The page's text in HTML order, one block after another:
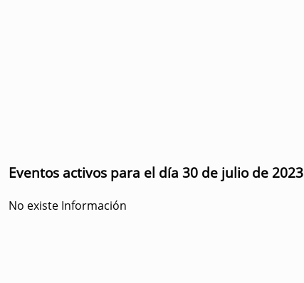
Eventos activos para el día 30 de julio de 2023
No existe Información